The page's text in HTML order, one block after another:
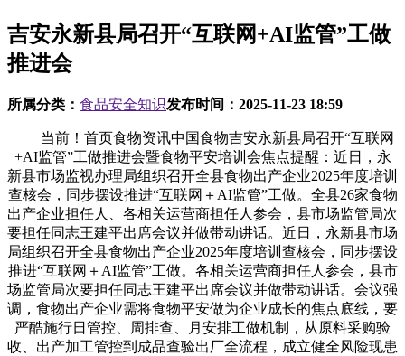
吉安永新县局召开“互联网+AI监管”工做
推进会
所属分类： 食品安全知识发布时间： 2025-11-23 18:59
当前！首页食物资讯中国食物吉安永新县局召开“互联网
+AI监管”工做推进会暨食物平安培训会焦点提醒：近日，永
新县市场监视办理局组织召开全县食物出产企业2025年度培训
查核会，同步摆设推进“互联网＋AI监管”工做。全县26家食物
出产企业担任人、各相关运营商担任人参会，县市场监管局次
要担任同志王建平出席会议并做带动讲话。近日，永新县市场
局组织召开全县食物出产企业2025年度培训查核会，同步摆设
推进“互联网＋AI监管”工做。各相关运营商担任人参会，县市
场监管局次要担任同志王建平出席会议并做带动讲话。会议强
调，食物出产企业需将食物平安做为企业成长的焦点底线，要
严酷施行日管控、周排查、月安排工做机制，从原料采购验
收、出产加工管控到成品查验出厂全流程，成立健全风险现患